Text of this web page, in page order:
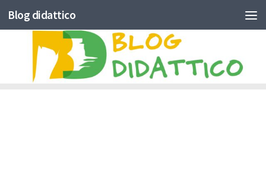
Skip to content
Blog didattico